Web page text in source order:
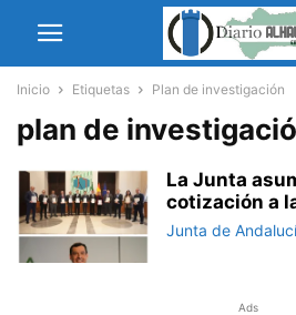
Inicio Etiquetas Plan de investigación
plan de
La Junta
cotización a
Junta de
Ads